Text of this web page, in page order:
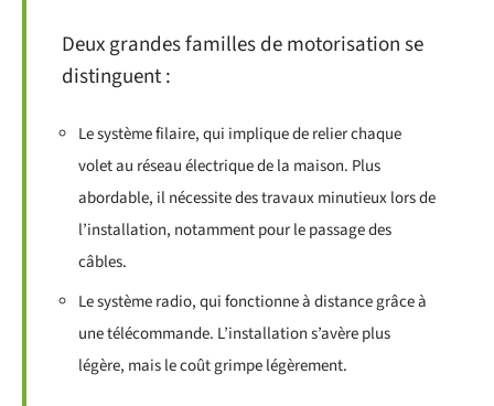
Deux grandes familles de motorisation se
distinguent :
Le système filaire, qui implique de relier chaque
volet au réseau électrique de la maison. Plus
abordable, il nécessite des travaux minutieux lors de
l’installation, notamment pour le passage des
câbles.
Le système radio, qui fonctionne à distance grâce à
une télécommande. L’installation s’avère plus
légère, mais le coût grimpe légèrement.